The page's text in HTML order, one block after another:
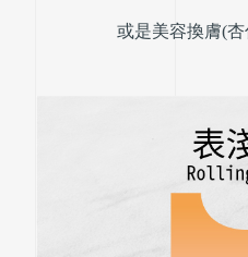
或是美容換膚(杏